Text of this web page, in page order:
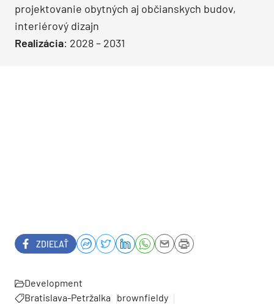
projektovanie obytných aj občianskych budov,
interiérový dizajn
Realizácia: 2028 – 2031
ZDIEĽAŤ
Development
Bratislava-Petržalka
brownfieldy